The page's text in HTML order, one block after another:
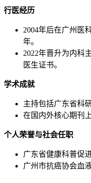
行医经历
2004年后在广州医
年。
2022年晋升为内科
医生证书。
学术成就
主持包括广东省科
在国内外核心期刊
个人荣誉与社会任职
广东省健康科普促
广州市抗癌协会血